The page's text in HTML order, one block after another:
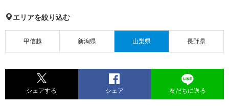
エリアを絞り込む
甲信越 新潟県 山梨県 長野県
シェアする シェア 友だちに送る